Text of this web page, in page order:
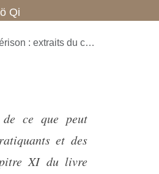
Qi
du chapitre XI du livre
et des
XI du livre